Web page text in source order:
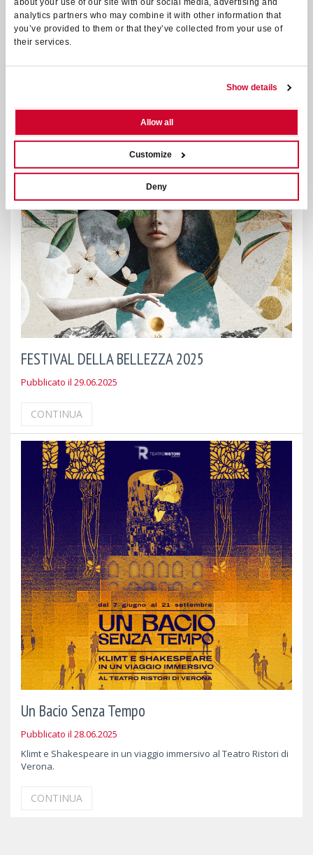
about your use of our site with our social media, advertising and
analytics partners who may combine it with other information that
you’ve provided to them or that they’ve collected from your use of
their services.
Show details
Allow all
Customize
Deny
Pubblicato il 30.06.2025
Shakespeare Academy Festival
FESTIVAL DELLA BELLEZZA 2025
Pubblicato il 29.06.2025
CONTINUA
Un Bacio Senza Tempo
Pubblicato il 28.06.2025
Klimt e Shakespeare in un viaggio immersivo al Teatro Ristori di
Verona.
CONTINUA